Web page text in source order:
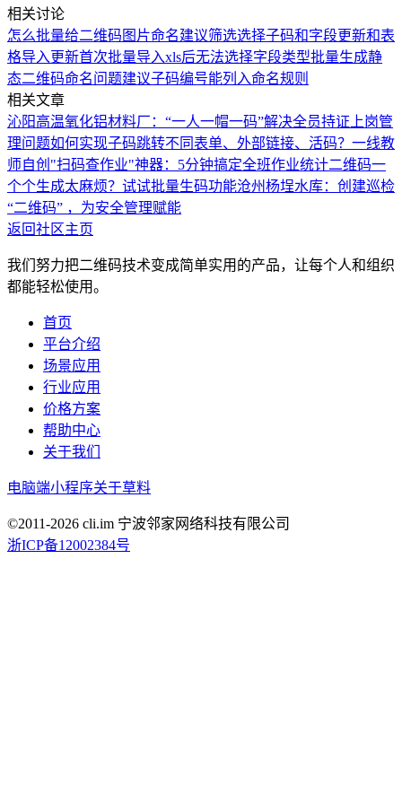
相关讨论
怎么批量给二维码图片命名建议筛选选择子码和字段更新和表
格导入更新首次批量导入xls后无法选择字段类型批量生成静
态二维码命名问题建议子码编号能列入命名规则
相关文章
沁阳高温氧化铝材料厂：“一人一帽一码”解决全员持证上岗管
理问题如何实现子码跳转不同表单、外部链接、活码？ 一线教
师自创"扫码查作业"神器：5分钟搞定全班作业统计二维码一
个个生成太麻烦？试试批量生码功能沧州杨埕水库：创建巡检
“二维码” ，为安全管理赋能
返回社区主页
我们努力把二维码技术变成简单实用的产品，让每个人和组织
都能轻松使用。
首页
平台介绍
场景应用
行业应用
价格方案
帮助中心
关于我们
电脑端小程序关于草料
©2011-2026 cli.im 宁波邻家网络科技有限公司
浙ICP备12002384号